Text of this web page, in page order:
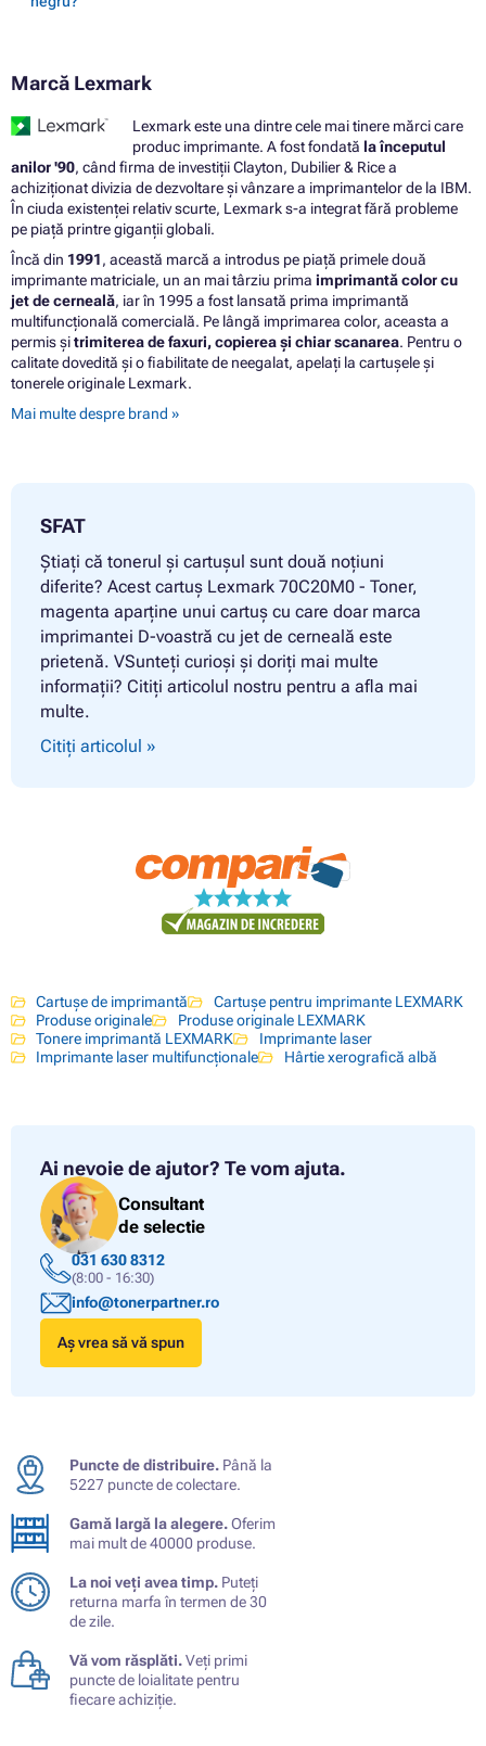
Marcă Lexmark
Lexmark este una dintre cele mai tinere mărci care
produc imprimante. A fost fondată la începutul
anilor '90, când firma de investiții Clayton, Dubilier & Rice a
achiziționat divizia de dezvoltare și vânzare a imprimantelor de la IBM.
În ciuda existenței relativ scurte, Lexmark s-a integrat fără probleme
pe piață printre giganții globali.
Încă din 1991, această marcă a introdus pe piață primele două
imprimante matriciale, un an mai târziu prima imprimantă color cu
jet de cerneală, iar în 1995 a fost lansată prima imprimantă
multifuncțională comercială. Pe lângă imprimarea color, aceasta a
permis șitrimiterea de faxuri, copierea și chiar scanarea. Pentru o
calitate dovedită și o fiabilitate de neegalat, apelați la cartușele și
tonerele originale Lexmark.
Mai multe despre brand »
SFAT
Știați că tonerul și cartușul sunt două noțiuni
diferite? Acest cartuș Lexmark 70C20M0 - Toner,
magenta aparține unui cartuș cu care doar marca
imprimantei D-voastră cu jet de cerneală este
prietenă. VSunteți curioși și doriți mai multe
informații? Citiți articolul nostru pentru a afla mai
multe.
Citiți articolul »
Cartușe de imprimantă
Cartușe pentru imprimante LEXMARK
Produse originale
Produse originale LEXMARK
Tonere imprimantă LEXMARK
Imprimante laser
Imprimante laser multifuncționale
Hârtie xerografică albă
Ai nevoie de ajutor? Te vom ajuta.
Consultant
de selectie
031 630 8312
(8:00 - 16:30)
info@tonerpartner.ro
Aș vrea să vă spun
Puncte de distribuire. Până la
5227 puncte de colectare.
Gamă largă la alegere.Oferim
mai mult de 40000 produse.
La noi veți avea timp. Puteți
returna marfa în termen de 30
de zile.
Vă vom răsplăti.Veți primi
puncte de loialitate pentru
fiecare achiziție.